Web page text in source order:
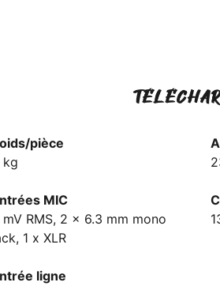
pièce
kg
MIC
mV RMS, 2 x 6.3 mm mono
1 x XLR
ligne